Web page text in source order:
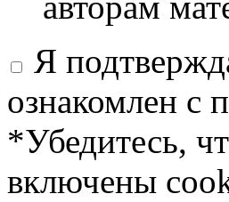
Я
ознакомлен с
*Убедитесь,
включены